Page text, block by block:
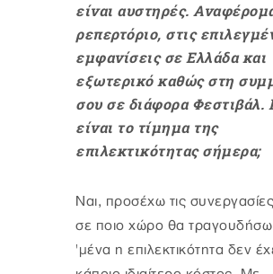
είναι αυστηρές.
ρεπερτόριο, στις
εμφανίσεις σε Ελλάδα και
εξωτερικό καθώς στη
σου σε διάφορα Φεστιβάλ.
είναι το τίμημα της
επιλεκτικότητας σήμερα;
Ναι, προσέχω τις
σε ποιο χώρο θα
'μένα η επιλεκτικότητα δεν